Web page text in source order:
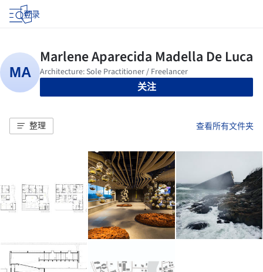
登录
关注
整理 查看所有文件夹